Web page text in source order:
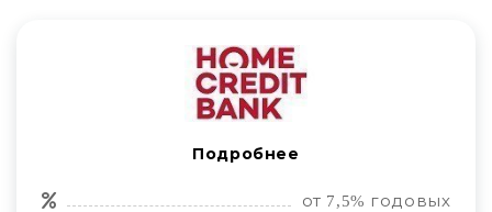
Подробнее
от 7,5% годовых